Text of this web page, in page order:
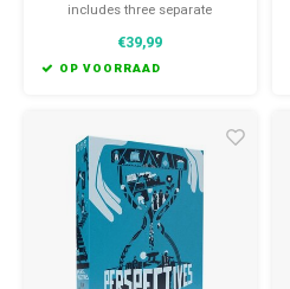
includes three separate
each set in a different well-
known board games universe:
€39,99
OP VOORRAAD